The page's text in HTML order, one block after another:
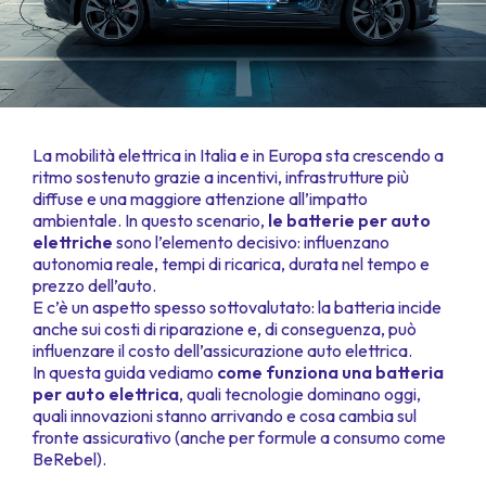
La mobilità elettrica in Italia e in Europa sta crescendo a
ritmo sostenuto grazie a incentivi, infrastrutture più
diffuse e una maggiore attenzione all’impatto
ambientale. In questo scenario, le batterie per auto
elettriche sono l’elemento decisivo: influenzano
autonomia reale, tempi di ricarica, durata nel tempo e
prezzo dell’auto.
E c’è un aspetto spesso sottovalutato: la batteria incide
anche sui costi di riparazione e, di conseguenza, può
influenzare il costo dell’assicurazione auto elettrica.
In questa guida vediamo come funziona una batteria
per auto elettrica, quali tecnologie dominano oggi,
quali innovazioni stanno arrivando e cosa cambia sul
fronte assicurativo (anche per formule a consumo come
BeRebel).